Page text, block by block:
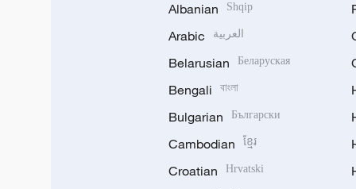
Albanian Shqip
Arabic العربية
Belarusian Беларуская
Bengali বাংলা
Bulgarian Български
Cambodian ខ្មែរ
Croatian Hrvatski